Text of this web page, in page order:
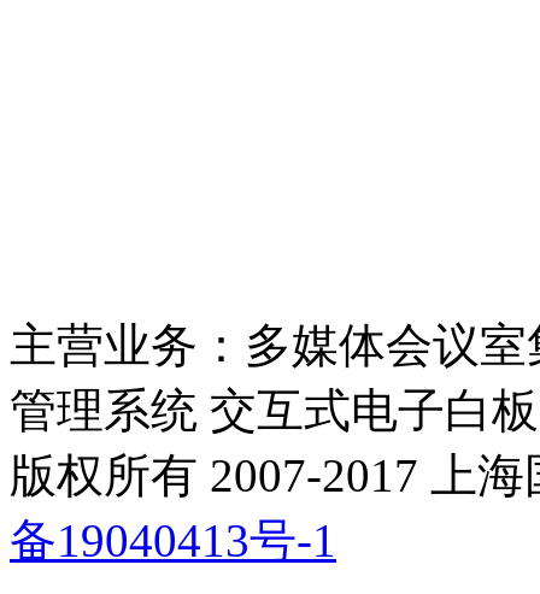
主营业务：多媒体会议
管理系统 交互式电子白板
版权所有 2007-2017 上
备19040413号-1